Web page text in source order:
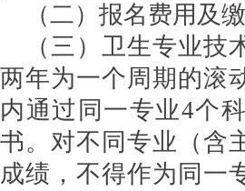
（二）报名费用及
（三）卫生专业
两年为一个周期的滚
内通过同一专业4个
书。对不同专业（含
成绩，不得作为同一